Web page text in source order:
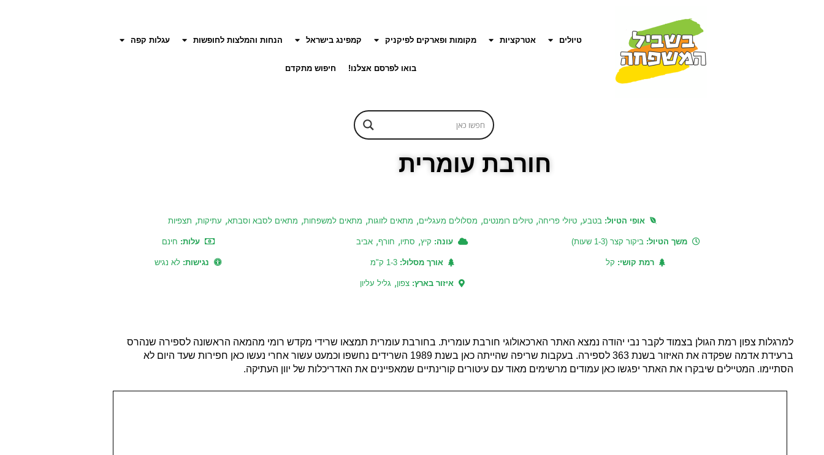
טיולים אטרקציות מקומות ופארקים לפיקניק קמפינג בישראל הנחות והמלצות לחופשות עגלות קפה
בואו לפרסם אצלנו! חיפוש מתקדם
חורבת עומרית
אופי הטיול:בטבע, טיולי פריחה, טיולים רומנטים, מסלולים מעגליים, מתאים לזוגות, מתאים למשפחות, מתאים לסבא וסבתא, עתיקות, תצפיות
משך הטיול:ביקור קצר (1-3 שעות) עונה: קיץ, סתיו, חורף, אביב עלות: חינם
רמת קושי: קל אורך מסלול:1-3 ק"מ נגישות: לא נגיש
איזור בארץ:צפון, גליל עליון
למרגלות צפון רמת הגולן בצמוד לקבר נבי יהודה נמצא האתר הארכאולוגי חורבת עומרית. בחורבת עומרית תמצאו שרידי מקדש רומי מהמאה הראשונה לספירה שנהרס
ברעידת אדמה שפקדה את האיזור בשנת 363 לספירה. בעקבות שריפה שהייתה כאן בשנת 1989 השרידים נחשפו וכמעט עשור אחרי נעשו כאן חפירות שעד היום לא
הסתיימו. המטיילים שיבקרו את האתר יפגשו כאן עמודים מרשימים מאוד עם עיטורים קורינתיים שמאפיינים את האדריכלות של יוון העתיקה.